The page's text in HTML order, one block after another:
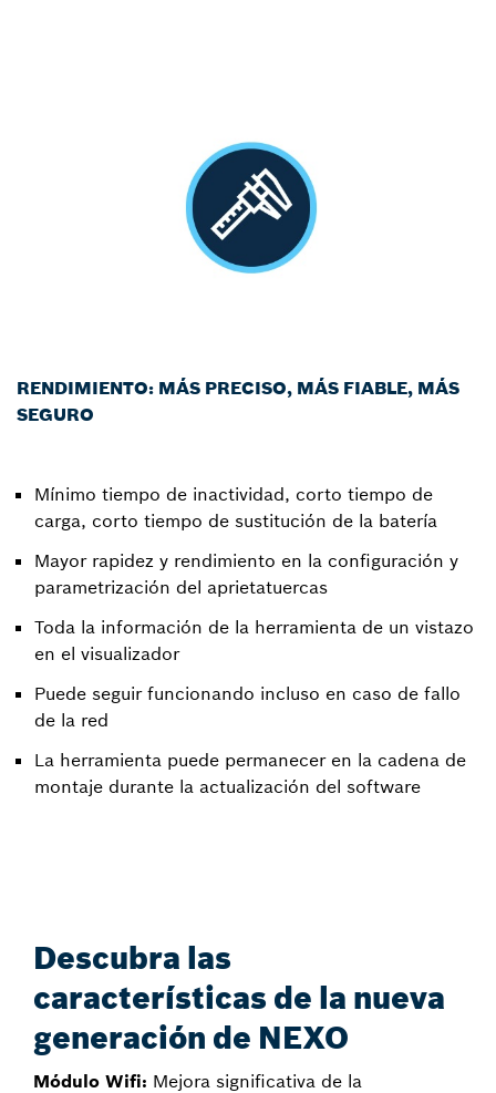
RENDIMIENTO: MÁS PRECISO, MÁS FIABLE, MÁS
SEGURO
Mínimo tiempo de inactividad, corto tiempo de
carga, corto tiempo de sustitución de la batería
Mayor rapidez y rendimiento en la configuración y
parametrización del aprietatuercas
Toda la información de la herramienta de un vistazo
en el visualizador
Puede seguir funcionando incluso en caso de fallo
de la red
La herramienta puede permanecer en la cadena de
montaje durante la actualización del software
Descubra las
características de la nueva
generación de NEXO
Módulo Wifi: Mejora significativa de la